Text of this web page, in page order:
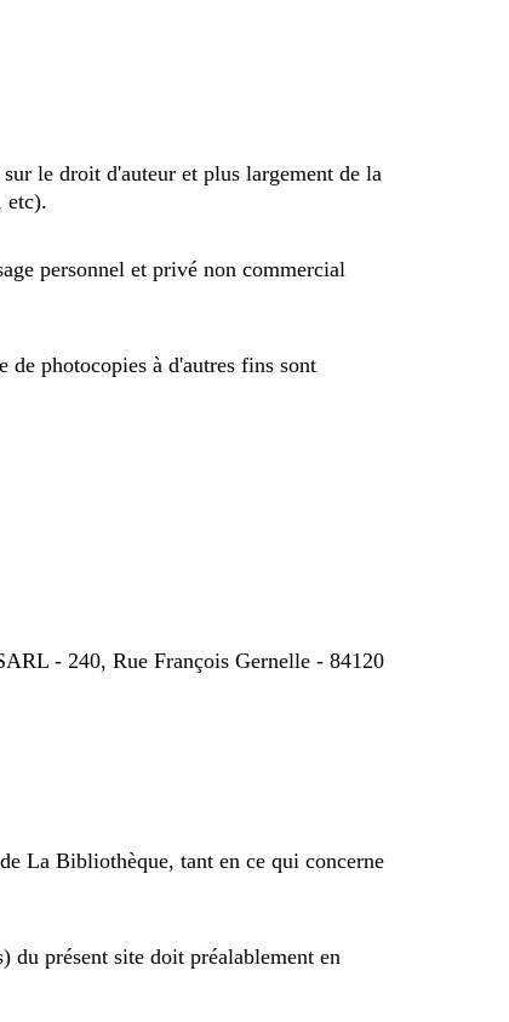
le droit d'auteur et plus largement de la
etc).
personnel et privé non commercial
de photocopies à d'autres fins sont
- 240, Rue François Gernelle - 84120
La Bibliothèque, tant en ce qui concerne
du présent site doit préalablement en